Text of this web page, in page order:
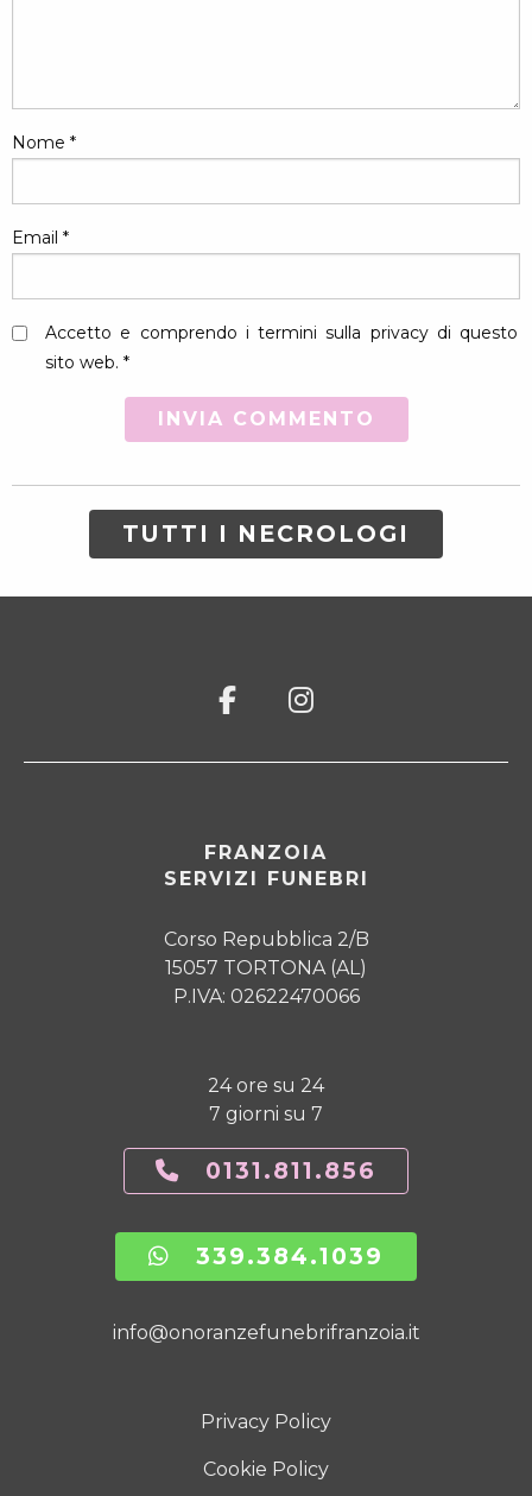
Nome *
Email *
Accetto e comprendo i termini sulla privacy di questo
sito web. *
TUTTI I NECROLOGI
FRANZOIA
SERVIZI FUNEBRI
Corso Repubblica 2/B
15057 TORTONA (AL)
P.IVA: 02622470066
24 ore su 24
7 giorni su 7
0131.811.856
339.384.1039
info@onoranzefunebrifranzoia.it
Privacy Policy
Cookie Policy